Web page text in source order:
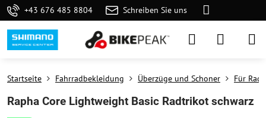
+43 676 485 8804 Schreiben Sie uns
Startseite Fahrradbekleidung Überzüge und Schoner Für
Rapha Core Lightweight Basic Radtrikot schwarz